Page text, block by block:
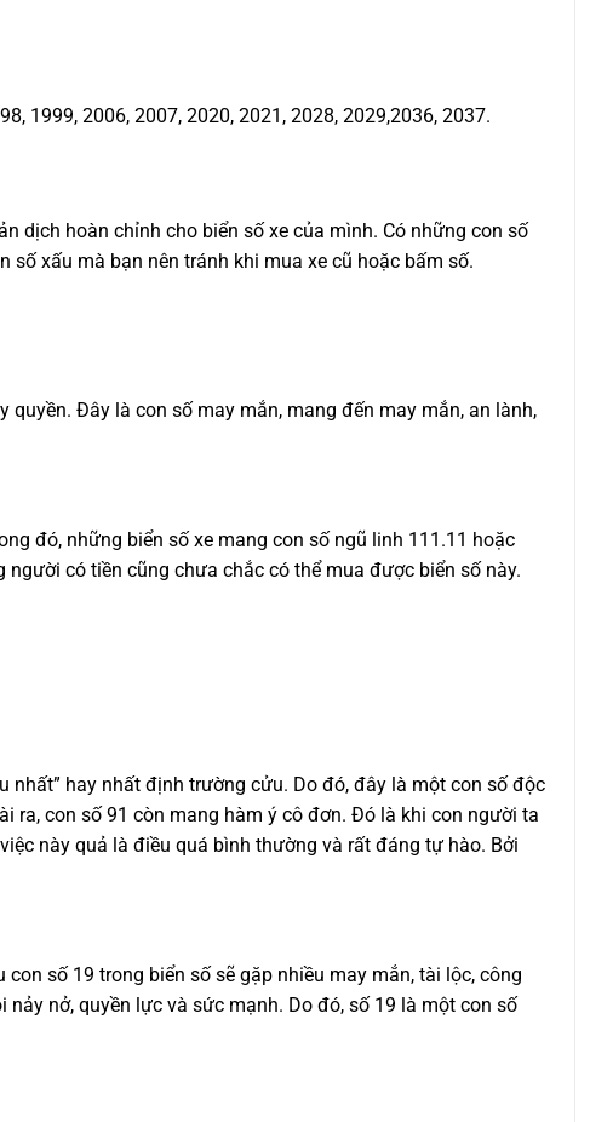
1999, 2006, 2007, 2020, 2021, 2028, 2029,2036, 2037.
dịch hoàn chỉnh cho biển số xe của mình. Có những con số
số xấu mà bạn nên tránh khi mua xe cũ hoặc bấm số.
Đây là con số may mắn, mang đến may mắn, an lành,
đó, những biển số xe mang con số ngũ linh 111.11 hoặc
có tiền cũng chưa chắc có thể mua được biển số này.
nhất” hay nhất định trường cửu. Do đó, đây là một con số độc
ra, con số 91 còn mang hàm ý cô đơn. Đó là khi con người ta
này quả là điều quá bình thường và rất đáng tự hào. Bởi
số 19 trong biển số sẽ gặp nhiều may mắn, tài lộc, công
nở, quyền lực và sức mạnh. Do đó, số 19 là một con số